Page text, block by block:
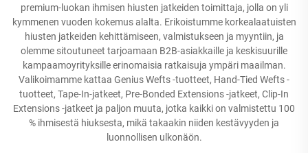
premium-luokan ihmisen hiusten jatkeiden toimittaja, jolla on yli
kymmenen vuoden kokemus alalta. Erikoistumme korkealaatuisten
hiusten jatkeiden kehittämiseen, valmistukseen ja myyntiin, ja
olemme sitoutuneet tarjoamaan B2B-asiakkaille ja keskisuurille
kampaamoyrityksille erinomaisia ratkaisuja ympäri maailman.
Valikoimamme kattaa Genius Wefts -tuotteet, Hand-Tied Wefts -
tuotteet, Tape-In-jatkeet, Pre-Bonded Extensions -jatkeet, Clip-In
Extensions -jatkeet ja paljon muuta, jotka kaikki on valmistettu 100
% ihmisestä hiuksesta, mikä takaakin niiden kestävyyden ja
luonnollisen ulkonäön.